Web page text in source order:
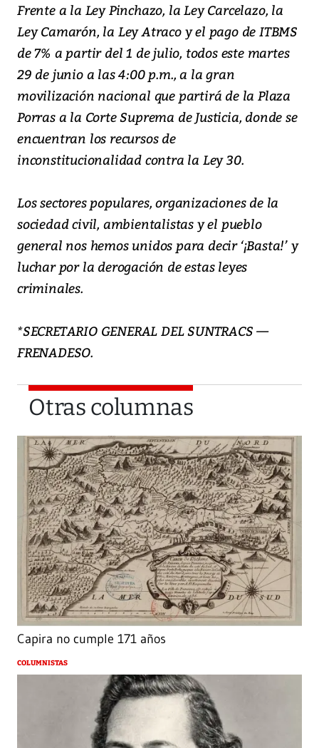
Frente a la Ley Pinchazo, la Ley Carcelazo, la
Ley Camarón, la Ley Atraco y el pago de ITBMS
de 7% a partir del 1 de julio, todos este martes
29 de junio a las 4:00 p.m., a la gran
movilización nacional que partirá de la Plaza
Porras a la Corte Suprema de Justicia, donde se
encuentran los recursos de
inconstitucionalidad contra la Ley 30.
Los sectores populares, organizaciones de la
sociedad civil, ambientalistas y el pueblo
general nos hemos unidos para decir ‘¡Basta!’ y
luchar por la derogación de estas leyes
criminales.
*SECRETARIO GENERAL DEL SUNTRACS —
FRENADESO.
Otras columnas
Capira no cumple 171 años
COLUMNISTAS